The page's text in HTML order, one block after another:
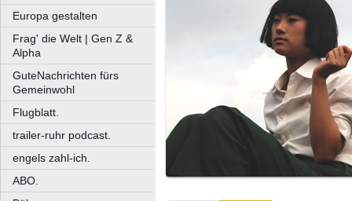
Europa gestalten
Frag' die Welt | Gen Z &
Alpha
GuteNachrichten fürs
Gemeinwohl
Flugblatt.
trailer-ruhr podcast.
engels zahl-ich.
ABO.